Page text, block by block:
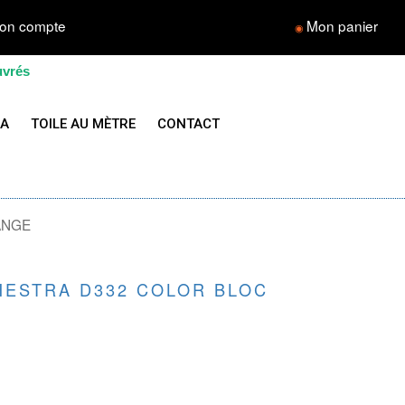
compte ◉ Mon panier
TOILE AU MÈTRE CONTACT
D332 COLOR BLOC